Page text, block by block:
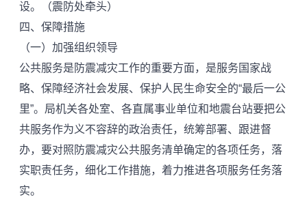
设。（震防处牵头）
四、保障措施
（一）加强组织领导
公共服务是防震减灾工作的重要方面，是服务国家战
略、保障经济社会发展、保护人民生命安全的“最后一公
里”。局机关各处室、各直属事业单位和地震台站要把公
共服务作为义不容辞的政治责任，统筹部署、跟进督
办，要对照防震减灾公共服务清单确定的各项任务，落
实职责任务，细化工作措施，着力推进各项服务任务落
实。